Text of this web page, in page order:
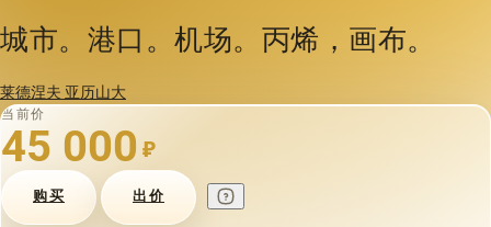
城市。港口。机场。丙烯，画布。
莱德涅夫 亚历山大
当前价
45 000 ₽
购买 出价